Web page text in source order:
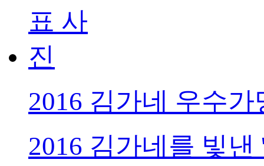
2016 김가네 우수
2016 김가네를 빛